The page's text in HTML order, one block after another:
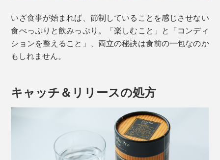
いざ食事が始まれば、節制していることを感じさせない
食べっぷりと飲みっぷり。「楽しむこと」と「コンディ
ションを整えること」、両立の秘訣は食前の一包なのか
もしれません。
キャッチ＆リリースの処方